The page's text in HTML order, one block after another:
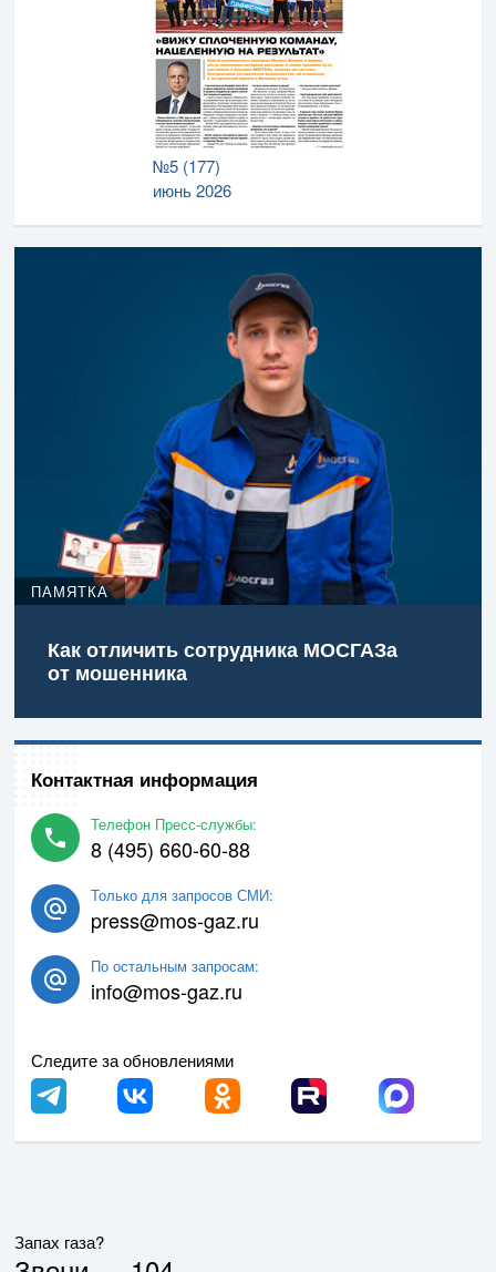
№5 (177)
июнь 2026
ПАМЯТКА
Как отличить сотрудника МОСГАЗа
от мошенника
Контактная информация
Телефон Пресс-службы:
8 (495) 660-60-88
Только для запросов СМИ:
press@mos-gaz.ru
По остальным запросам:
info@mos-gaz.ru
Следите за обновлениями
Запах газа?